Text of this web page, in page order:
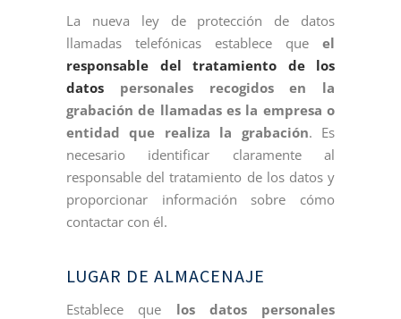
La nueva ley de protección de datos
llamadas telefónicas establece que el
responsable del tratamiento de los
datos personales recogidos en la
grabación de llamadas es la empresa o
entidad que realiza la grabación. Es
necesario identificar claramente al
responsable del tratamiento de los datos y
proporcionar información sobre cómo
contactar con él.
LUGAR DE ALMACENAJE
Establece que los datos personales